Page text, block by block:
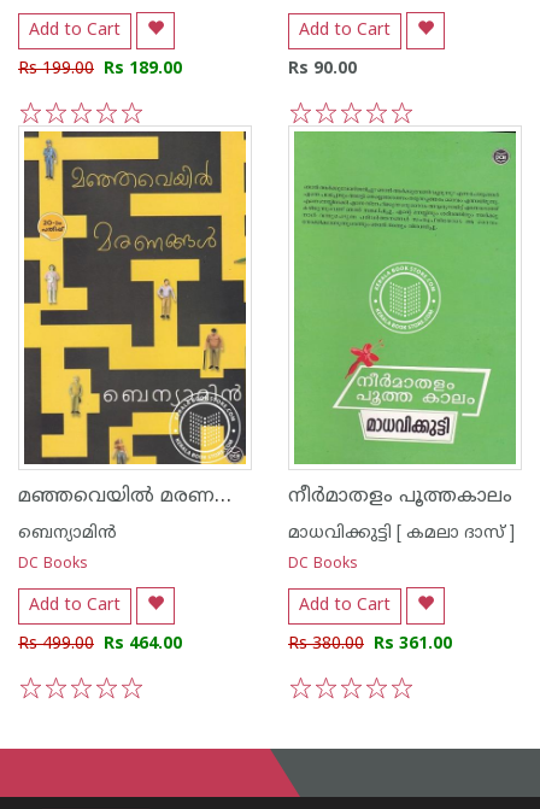
Add to Cart
Rs 199.00 Rs 189.00
5
4
3
2
1
Add to Cart
Rs 90.00
5
4
3
2
1
മഞ്ഞവെയില്‍ മരണങ്ങള്‍
ബെന്യാമിന്‍
DC Books
Add to Cart
Rs 499.00 Rs 464.00
നീര്‍മാതളം പൂത്തകാലം
മാധവിക്കുട്ടി [ കമലാ ദാസ് ]
DC Books
Add to Cart
Rs 380.00 Rs 361.00